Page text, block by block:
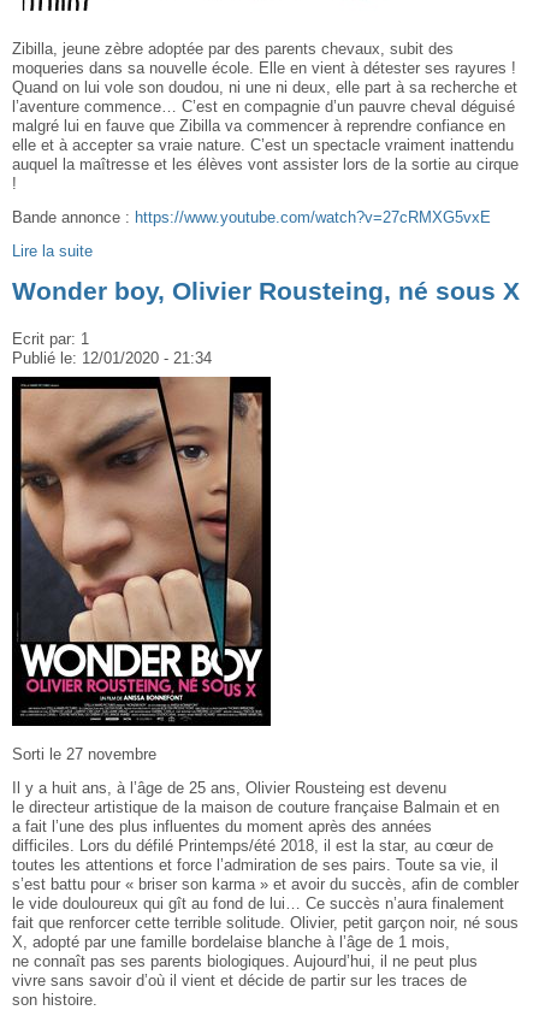
Zibilla, jeune zèbre adoptée par des parents chevaux, subit des
moqueries dans sa nouvelle école. Elle en vient à détester ses rayures !
Quand on lui vole son doudou, ni une ni deux, elle part à sa recherche et
l’aventure commence… C’est en compagnie d’un pauvre cheval déguisé
malgré lui en fauve que Zibilla va commencer à reprendre confiance en
elle et à accepter sa vraie nature. C’est un spectacle vraiment inattendu
auquel la maîtresse et les élèves vont assister lors de la sortie au cirque
!
Bande annonce : https://www.youtube.com/watch?v=27cRMXG5vxE
Lire la suite
Wonder boy, Olivier Rousteing, né sous X
Ecrit par: 1
Publié le: 12/01/2020 - 21:34
Sorti le 27 novembre
Il y a huit ans, à l’âge de 25 ans, Olivier Rousteing est devenu
le directeur artistique de la maison de couture française Balmain et en
a fait l’une des plus influentes du moment après des années
difficiles. Lors du défilé Printemps/été 2018, il est la star, au cœur de
toutes les attentions et force l’admiration de ses pairs. Toute sa vie, il
s’est battu pour « briser son karma » et avoir du succès, afin de combler
le vide douloureux qui gît au fond de lui… Ce succès n’aura finalement
fait que renforcer cette terrible solitude. Olivier, petit garçon noir, né sous
X, adopté par une famille bordelaise blanche à l’âge de 1 mois,
ne connaît pas ses parents biologiques. Aujourd’hui, il ne peut plus
vivre sans savoir d’où il vient et décide de partir sur les traces de
son histoire.